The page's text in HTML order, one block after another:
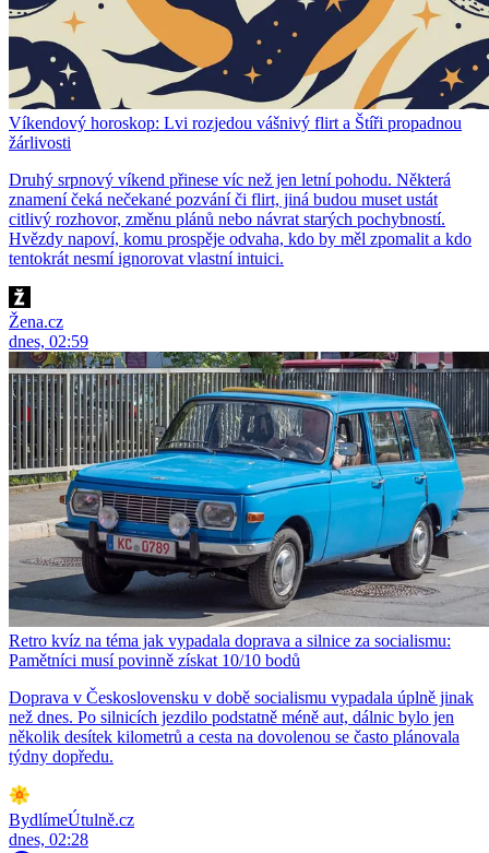
Víkendový horoskop: Lvi rozjedou vášnivý flirt a Štíři propadnou
žárlivosti
Druhý srpnový víkend přinese víc než jen letní pohodu. Některá
znamení čeká nečekané pozvání či flirt, jiná budou muset ustát
citlivý rozhovor, změnu plánů nebo návrat starých pochybností.
Hvězdy napoví, komu prospěje odvaha, kdo by měl zpomalit a kdo
tentokrát nesmí ignorovat vlastní intuici.
Žena.cz
dnes, 02:59
Retro kvíz na téma jak vypadala doprava a silnice za socialismu:
Pamětníci musí povinně získat 10/10 bodů
Doprava v Československu v době socialismu vypadala úplně jinak
než dnes. Po silnicích jezdilo podstatně méně aut, dálnic bylo jen
několik desítek kilometrů a cesta na dovolenou se často plánovala
týdny dopředu.
BydlímeÚtulně.cz
dnes, 02:28